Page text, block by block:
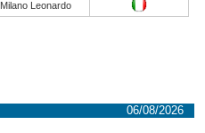
Milano Leonardo
06/08/2026